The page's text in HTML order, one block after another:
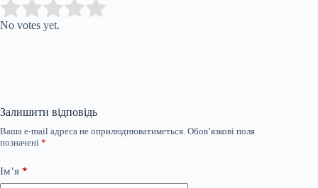
Rate this item:
No votes yet.
Залишити відповідь
Ваша e-mail адреса не оприлюднюватиметься. Обов’язкові поля
позначені *
Ім’я *